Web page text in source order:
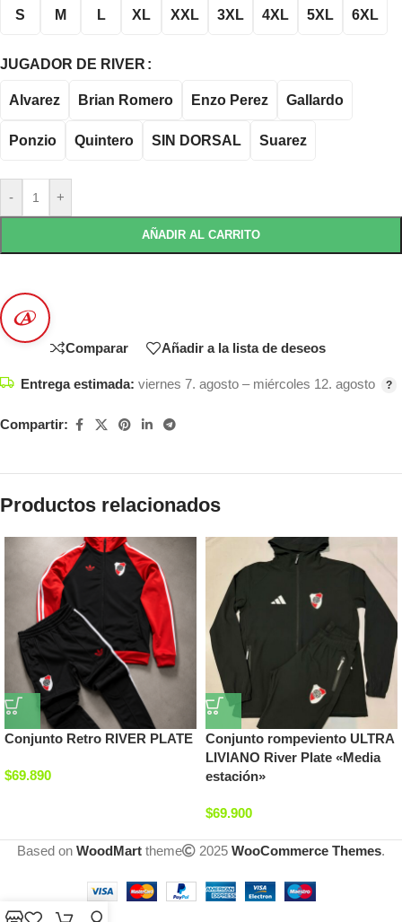
S M L XL XXL 3XL 4XL 5XL 6XL
JUGADOR DE RIVER
Alvarez Brian Romero Enzo Perez Gallardo
Ponzio Quintero SIN DORSAL Suarez
- +
AÑADIR AL CARRITO
Comparar Añadir a la lista de deseos
Entrega estimada: viernes 7. agosto – miércoles 12. agosto
Compartir:
Productos relacionados
Conjunto Retro RIVER PLATE
$69.890
Conjunto rompeviento ULTRA
LIVIANO River Plate «Media
estación»
$69.900
Based on WoodMart theme 2025 WooCommerce Themes.